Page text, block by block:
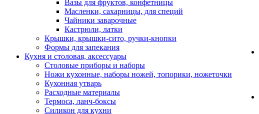
Вазы для фруктов, конфетницы
Масленки, сахарницы, для специй
Чайники заварочные
Кастрюли, латки
Крышки, крышки-сито, ручки-кнопки
Формы для запекания
Кухня и столовая, аксессуары
Столовые приборы и наборы
Ножи кухонные, наборы ножей, топорики, ножеточки
Кухонная утварь
Расходные материалы
Термоса, ланч-боксы
Силикон для кухни